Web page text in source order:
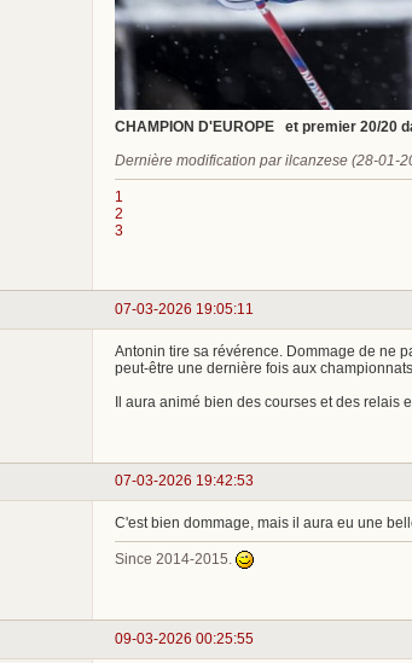
CHAMPION D'EUROPE et premier 20/20
Dernière modification par ilcanzese (28-01-
1
2
3
07-03-2026 19:05:11
Antonin tire sa révérence. Dommage de ne
peut-être une dernière fois aux
Il aura animé bien des courses et des
07-03-2026 19:42:53
C'est bien dommage, mais il aura eu une
Since 2014-2015.
09-03-2026 00:25:55